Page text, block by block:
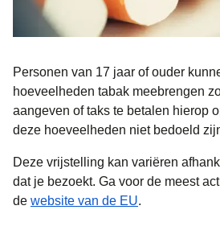
Personen van 17 jaar of ouder
hoeveelheden tabak meebrengen
aangeven of taks te betalen hierop
deze hoeveelheden niet bedoeld
Deze vrijstelling kan variëren
dat je bezoekt. Ga voor de meest
de website van de EU.